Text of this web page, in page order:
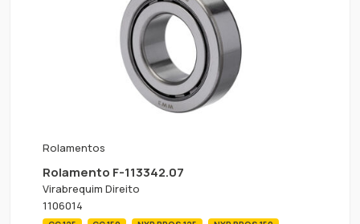
Rolamentos
Rolamento F-113342.07
Virabrequim Direito
1106014